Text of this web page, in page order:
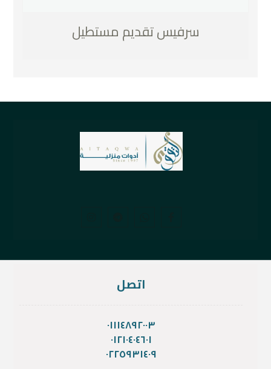
سرفيس تقديم مستطيل
اتصل
٠١١١٤٨٩٢٠٠٣
٠١٢١٠٤٠٤٦٠١
٠٢٢٥٩٣١٤٠٩